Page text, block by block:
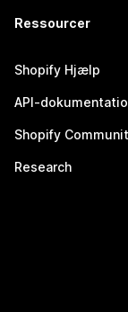
Ressourcer
Shopify Hjælp
API-
Shopify
Research